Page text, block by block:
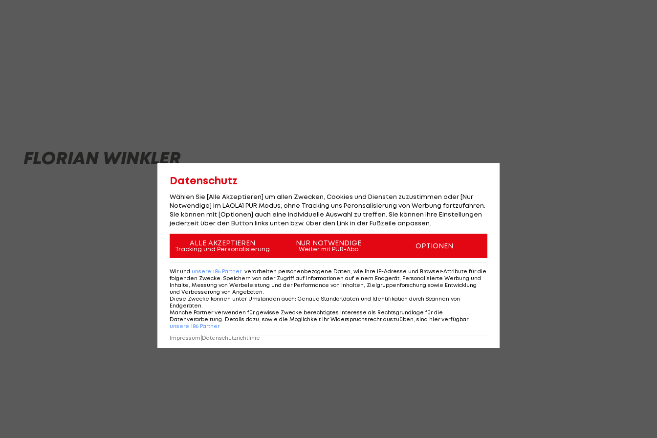
FLORIAN WINKLER
Datenschutz
Wählen Sie [Alle Akzeptieren] um allen Zwecken, Cookies und Diensten zuzustimmen oder [Nur
Notwendige] im LAOLA1 PUR Modus, ohne Tracking uns Peronsalisierung von Werbung fortzufahren.
Sie können mit [Optionen] auch eine individuelle Auswahl zu treffen. Sie können Ihre Einstellungen
jederzeit über den Button links unten bzw. über den Link in der Fußzeile anpassen.
ALLE AKZEPTIEREN
Tracking und Personalisierung
NUR NOTWENDIGE
Weiter mit PUR-Abo OPTIONEN
Wir und unsere 186 Partner verarbeiten personenbezogene Daten, wie Ihre IP-Adresse und Browser-Attribute für die
folgenden Zwecke: Speichern von oder Zugriff auf Informationen auf einem Endgerät; Personalisierte Werbung und
Inhalte, Messung von Werbeleistung und der Performance von Inhalten, Zielgruppenforschung sowie Entwicklung
und Verbesserung von Angeboten
Diese Zwecke können unter Umständen auch: Genaue Standortdaten und Identifikation durch Scannen von
Endgeräten
Manche Partner verwenden für gewisse Zwecke berechtigtes Interesse als Rechtsgrundlage für die
Datenverarbeitung. Details dazu, sowie die Möglichkeit Ihr Widerspruchsrecht auszuüben, sind hier verfügbar:
unsere 186 Partner
Impressum|Datenschutzrichtlinie